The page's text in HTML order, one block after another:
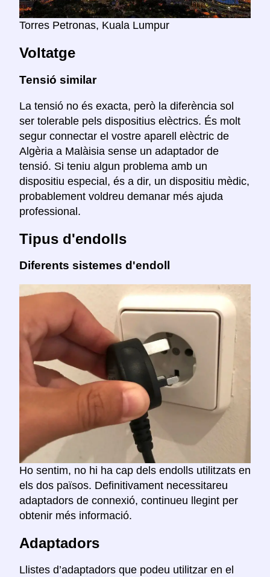
Torres Petronas, Kuala Lumpur
Voltatge
Tensió similar
La tensió no és exacta, però la diferència sol
ser tolerable pels dispositius elèctrics. És molt
segur connectar el vostre aparell elèctric de
Algèria a Malàisia sense un adaptador de
tensió. Si teniu algun problema amb un
dispositiu especial, és a dir, un dispositiu mèdic,
probablement voldreu demanar més ajuda
professional.
Tipus d'endolls
Diferents sistemes d'endoll
Ho sentim, no hi ha cap dels endolls utilitzats en
els dos països. Definitivament necessitareu
adaptadors de connexió, continueu llegint per
obtenir més informació.
Adaptadors
Llistes d’adaptadors que podeu utilitzar en el